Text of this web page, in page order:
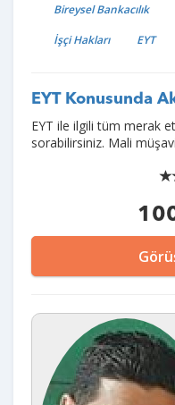
Bireysel Bankacılık
İşçi Hakları
EYT
EYT Konusunda
EYT ile ilgili tüm merak
sorabilirsiniz. Mali